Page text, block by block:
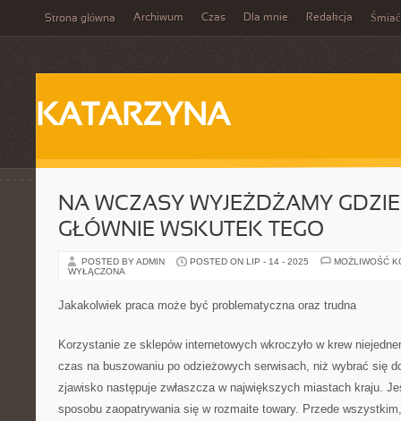
Strona główna Archiwum Czas Dla mnie Redakcja Śmiać
KATARZYNA
NA WCZASY WYJEŻDŻAMY
GŁÓWNIE WSKUTEK TEGO
POSTED BY ADMIN POSTED ON LIP - 14 - 2025
MOŻLIWOŚĆ
WYŁĄCZONA
Jakakolwiek praca może być problematyczna oraz trudna
Korzystanie ze sklepów internetowych wkroczyło w krew
czas na buszowaniu po odzieżowych serwisach, niż wybrać się
zjawisko następuje zwłaszcza w największych miastach kraju.
sposobu zaopatrywania się w rozmaite towary. Przede